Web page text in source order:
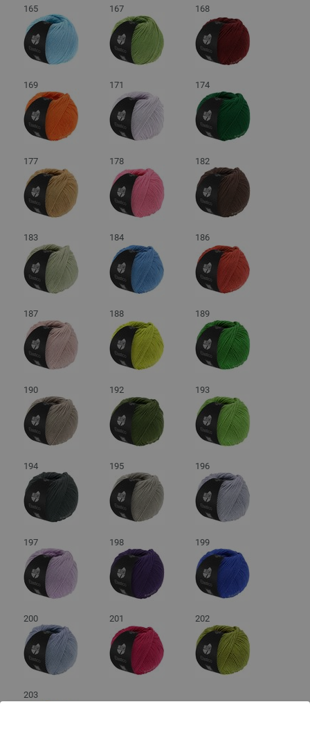
165 167 168
169 171 174
177 178 182
183 184 186
187 188 189
190 192 193
194 195 196
197 198 199
200 201 202
203